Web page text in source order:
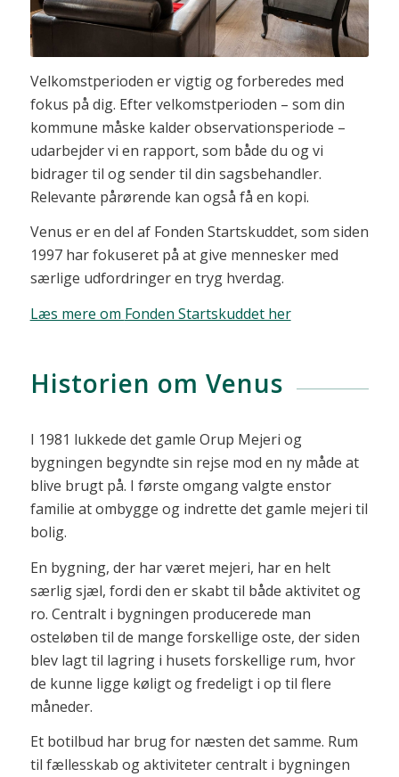
Velkomstperioden er vigtig og forberedes med
fokus på dig. Efter velkomstperioden – som din
kommune måske kalder observationsperiode –
udarbejder vi en rapport, som både du og vi
bidrager til og sender til din sagsbehandler.
Relevante pårørende kan også få en kopi.
Venus er en del af Fonden Startskuddet, som siden
1997 har fokuseret på at give mennesker med
særlige udfordringer en tryg hverdag.
Læs mere om Fonden Startskuddet her
Historien om Venus
I 1981 lukkede det gamle Orup Mejeri og
bygningen begyndte sin rejse mod en ny måde at
blive brugt på. I første omgang valgte enstor
familie at ombygge og indrette det gamle mejeri til
bolig.
En bygning, der har været mejeri, har en helt
særlig sjæl, fordi den er skabt til både aktivitet og
ro. Centralt i bygningen producerede man
osteløben til de mange forskellige oste, der siden
blev lagt til lagring i husets forskellige rum, hvor
de kunne ligge køligt og fredeligt i op til flere
måneder.
Et botilbud har brug for næsten det samme. Rum
til fællesskab og aktiviteter centralt i bygningen